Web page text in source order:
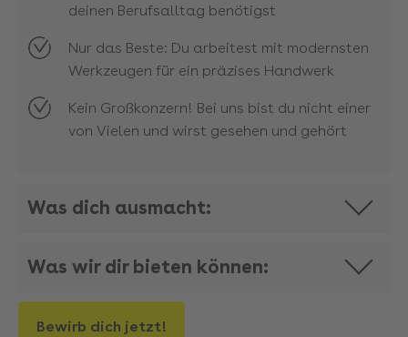
deinen Berufsalltag benötigst
Nur das Beste: Du arbeitest mit modernsten
Werkzeugen für ein präzises Handwerk
Kein Großkonzern! Bei uns bist du nicht einer
von Vielen und wirst gesehen und gehört
Was dich ausmacht:
Was wir dir bieten können:
Bewirb dich jetzt!